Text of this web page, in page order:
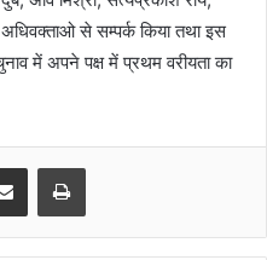
से सम्पर्क किया तथा इस
में अपने पक्ष में प्रथम वरीयता का